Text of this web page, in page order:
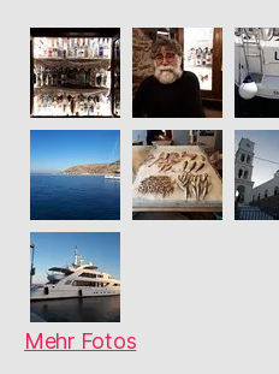
Mehr Fotos